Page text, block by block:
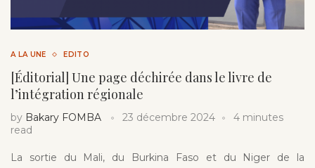
A LA UNE EDITO
[Éditorial] Une page déchirée dans le livre de
l’intégration régionale
by Bakary FOMBA 23 décembre 2024
4 minutes
read
La sortie du Mali, du Burkina Faso et du Niger de la